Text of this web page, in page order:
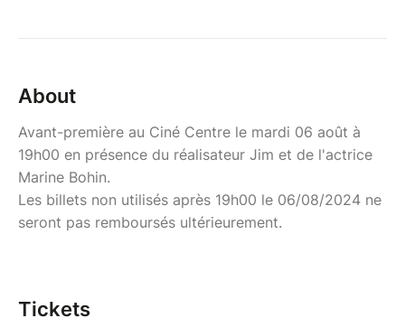
About
Avant-première au Ciné Centre le mardi 06 août à
19h00 en présence du réalisateur Jim et de l'actrice
Marine Bohin.
Les billets non utilisés après 19h00 le 06/08/2024 ne
seront pas remboursés ultérieurement.
Tickets